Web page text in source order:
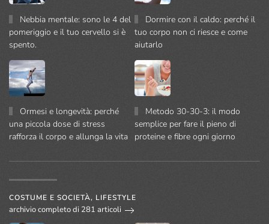
Nebbia mentale: sono le 4 del
pomeriggio e il tuo cervello si è
spento.
Dormire con il caldo: perché il
tuo corpo non ci riesce e come
aiutarlo
Ormesi e longevità: perché
una piccola dose di stress
rafforza il corpo e allunga la vita
Metodo 30-30-3: il modo
semplice per fare il pieno di
proteine e fibre ogni giorno
COSTUME E SOCIETÀ, LIFESTYLE
archivio completo di 281 articoli